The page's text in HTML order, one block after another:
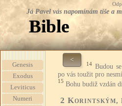
Já Pavel vás napomínám tiše a
Bible
Genesis
Exodus
Leviticus
Numeri
<
14 Budou
po vás toužit pro
15 Bohu budiž vzdán
2 Korintským,